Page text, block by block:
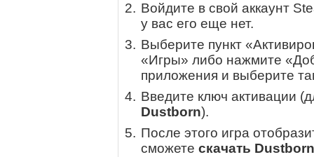
Войдите в свой аккаунт
у вас его еще нет.
Выберите пункт
«Игры» либо нажмите
приложения и выберите
Введите ключ активации
Dustborn).
После этого игра
сможете скачать Dustborn